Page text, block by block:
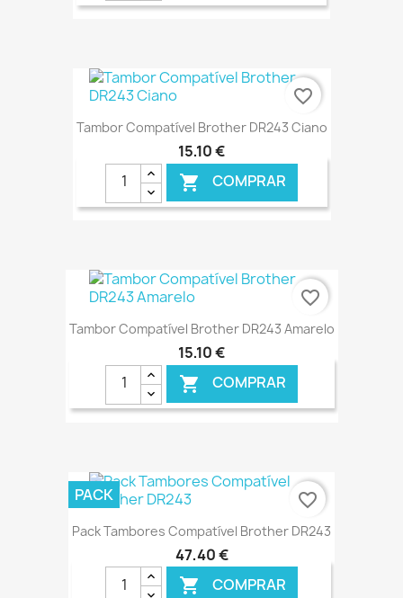
€ ONLINE
Tambor Compatível Brother DR243 Ciano
15,10 €
 COMPRAR
€ ONLINE
favorite_border
Tambor Compatível Brother DR243 Amarelo
15,10 €
 COMPRAR
€ ONLINE
favorite_border
Pack Tambores Compatível Brother DR243
47,40 €
 COMPRAR
PACK favorite_border